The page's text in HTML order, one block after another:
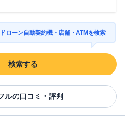
ローン自動契約機・店舗・ATMを検索
検索する
ルの口コミ・評判